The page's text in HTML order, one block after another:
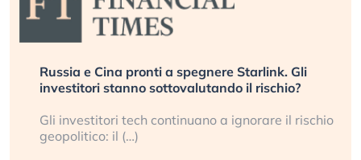
Russia e Cina pronti a spegnere Starlink. Gli
investitori stanno sottovalutando il rischio?
Gli investitori tech continuano a ignorare il rischio
geopolitico: il (…)